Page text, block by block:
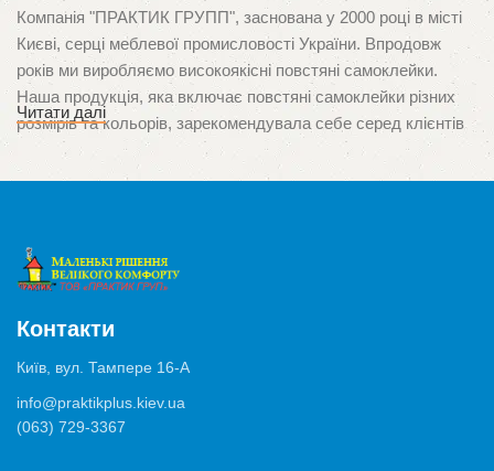
Компанія "ПРАКТИК ГРУПП", заснована у 2000 році в місті
Києві, серці меблевої промисловості України. Впродовж
років ми виробляємо високоякісні повстяні самоклейки.
Наша продукція, яка включає повстяні самоклейки різних
розмірів та кольорів, зарекомендувала себе серед клієнтів
завдяки неперевершеній якості та орієнтації на потреби
споживачів. Ми пишаємося тим, що стали першими в Україні
ушкоджень, спричинених ніжками меблів.
Продукція нашого виробництва застосовуються у
плитки, до мінімізації шуму від ящиків, комодів чи шаф. Ми
використовуємо лише високоякісні матеріали та клеї
Читати далі
Контакти
Київ, вул. Тампере 16-А
info@praktikplus.kiev.ua
(063) 729-3367